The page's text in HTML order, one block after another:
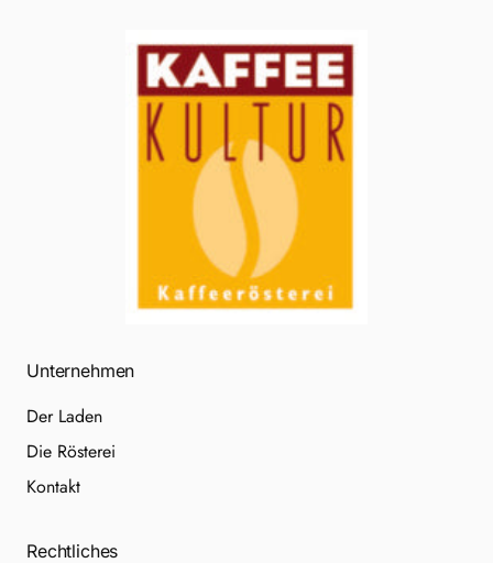
Unternehmen
Der Laden
Die Rösterei
Kontakt
Rechtliches